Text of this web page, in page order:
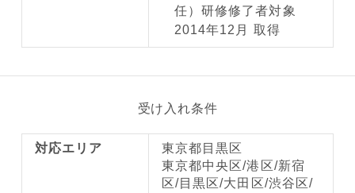
任）研修修了者対象
2014年12月 取得
受け入れ条件
対応エリア
東京都目黒区
東京都中央区/港区/新宿
区/目黒区/大田区/渋谷区/